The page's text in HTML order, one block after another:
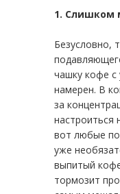
1. Слишком
Безусловно,
чашку кофе с
намерен. В
за
настроиться
вот любые
уже
выпитый
тормозит